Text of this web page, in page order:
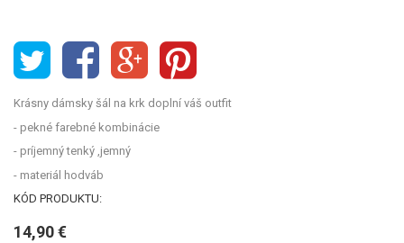
Krásny dámsky šál na krk doplní váš outfit
- pekné farebné kombinácie
- príjemný tenký ,jemný
- materiál hodváb
KÓD PRODUKTU:
14,90 €